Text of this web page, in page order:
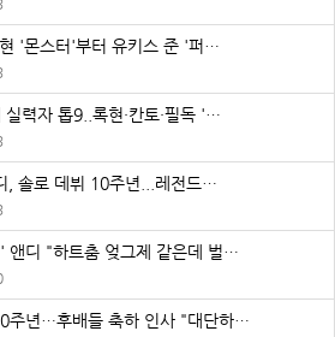
현 '몬스터'부터 유키스 준 '퍼…
력자 톱9..록현·칸토·필독 '…
, 솔로 데뷔 10주년...레전드…
앤디 "하트춤 엊그제 같은데 벌…
주년…후배들 축하 인사 "대단하…